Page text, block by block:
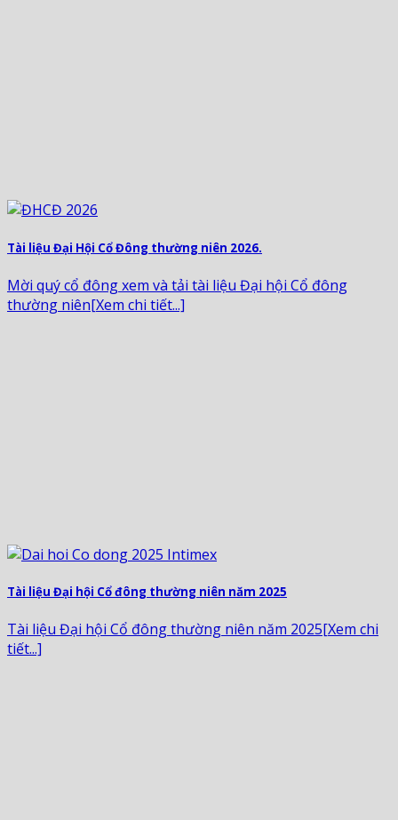
Tài liệu Đại Hội Cổ Đông thường niên 2026.
Mời quý cổ đông xem và tải tài liệu Đại hội Cổ đông
thường niên[Xem chi tiết...]
Tài liệu Đại hội Cổ đông thường niên năm 2025
Tài liệu Đại hội Cổ đông thường niên năm 2025[Xem chi
tiết...]